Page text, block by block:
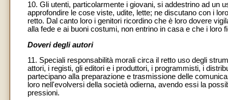
10. Gli utenti, particolarmente i giovani, si addestrino ad un
approfondire le cose viste, udite, lette; ne discutano con i
retto. Dal canto loro i genitori ricordino che è loro dovere
alla fede e ai buoni costumi, non entrino in casa e che i loro
Doveri degli autori
11. Speciali responsabilità morali circa il retto uso degli
attori, i registi, gli editori e i produttori, i programmisti, i
partecipano alla preparazione e trasmissione delle
loro nell'evolversi della società odierna, avendo essi la
pressioni.